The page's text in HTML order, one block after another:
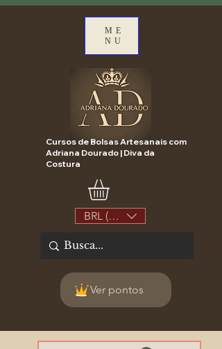
ME
NU
Cursos de Bolsas Artesanais com
Adriana Dourado | Diva da
Costura
BRL (R$)
Ver pontos